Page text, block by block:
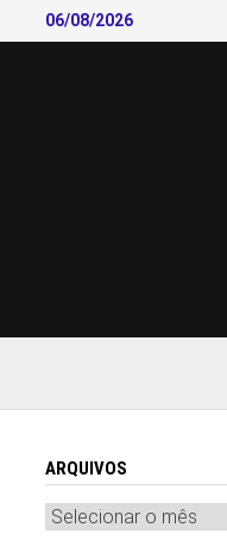
to
06/08/2026
ARQUIVOS
Arquivos